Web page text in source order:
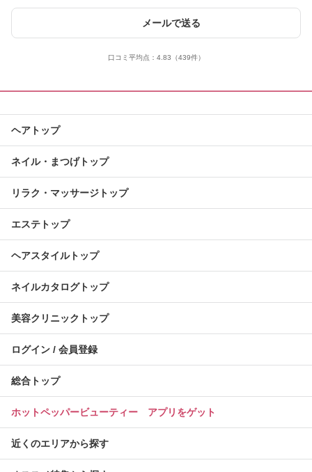
メールで送る
口コミ平均点： 4.83 （439件）
ヘアトップ
ネイル・まつげトップ
リラク・マッサージトップ
エステトップ
ヘアスタイルトップ
ネイルカタログトップ
美容クリニックトップ
ログイン / 会員登録
総合トップ
ホットペッパービューティー アプリをゲット
近くのエリアから探す